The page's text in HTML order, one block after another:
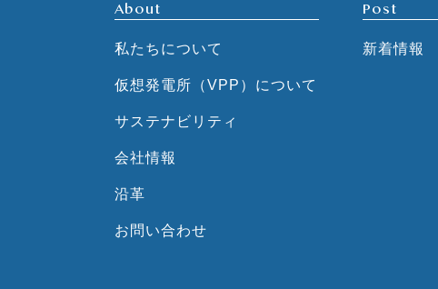
About
私たちについて
仮想発電所（VPP）について
サステナビリティ
会社情報
沿革
お問い合わせ
Post
新着情報